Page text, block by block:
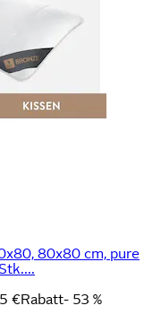
80x80 cm, pure
€Rabatt- 53 %